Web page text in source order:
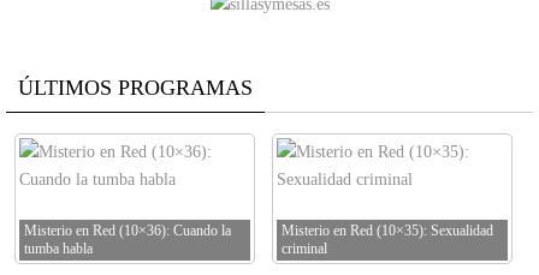
ÚLTIMOS PROGRAMAS
Misterio en Red (10×36): Cuando la
tumba habla
Misterio en Red (10×35): Sexualidad
criminal